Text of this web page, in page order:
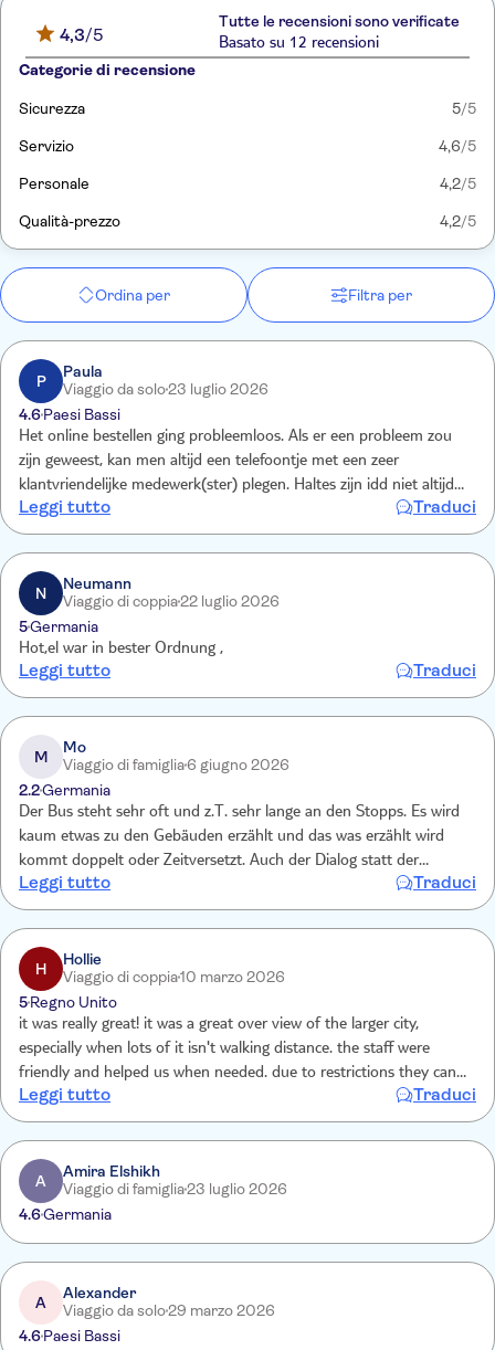
4,3/5
Tutte le recensioni sono verificate
Basato su 12 recensioni
Categorie di recensione
Sicurezza 5/5
Servizio 4,6/5
Personale 4,2/5
Qualità-prezzo 4,2/5
Ordina per Filtra per
P
Paula
Viaggio da solo23 luglio 2026
4.6Paesi Bassi
Het online bestellen ging probleemloos. Als er een probleem zou
zijn geweest, kan men altijd een telefoontje met een zeer
klantvriendelijke medewerk(ster) plegen. Haltes zijn idd niet altijd
duidelijk aangegeven bij de verschillende haltes, maar er loopt altijd
wel iemand van de organiseren rond die je naar tevredenheid zal
helpen. Persoonlijk vind ik een reservering van een Hop On/Off
altijd prettig op je eerste volle dag teneinde een idee en gevoel van
de stad te krijgen.
Leggi tutto Traduci
N
Neumann
Viaggio di coppia22 luglio 2026
5Germania
Hot,el war in bester Ordnung ,
Leggi tutto Traduci
M
Mo
Viaggio di famiglia6 giugno 2026
2.2Germania
Der Bus steht sehr oft und z.T. sehr lange an den Stopps. Es wird
kaum etwas zu den Gebäuden erzählt und das was erzählt wird
kommt doppelt oder Zeitversetzt. Auch der Dialog statt der
klassischen Vorstellung der Gebäude ist seltsam
Leggi tutto Traduci
H
Hollie
Viaggio di coppia10 marzo 2026
5Regno Unito
it was really great! it was a great over view of the larger city,
especially when lots of it isn't walking distance. the staff were
friendly and helped us when needed. due to restrictions they can't
advertise where the stops are, but their app really helps, there is
also plenty of guides and vans to help you find the way
Leggi tutto Traduci
A
Amira Elshikh
Viaggio di famiglia23 luglio 2026
4.6Germania
A
Alexander
Viaggio da solo29 marzo 2026
4.6Paesi Bassi